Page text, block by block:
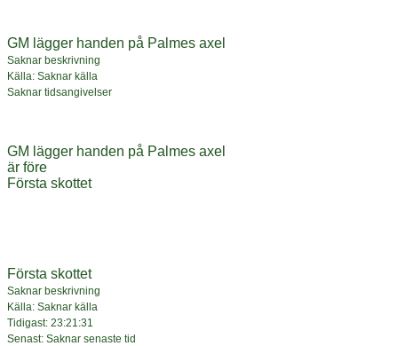
GM lägger handen på Palmes axel
Saknar beskrivning
Källa: Saknar källa
Saknar tidsangivelser
GM lägger handen på Palmes axel
är före
Första skottet
Första skottet
Saknar beskrivning
Källa: Saknar källa
Tidigast: 23:21:31
Senast: Saknar senaste tid